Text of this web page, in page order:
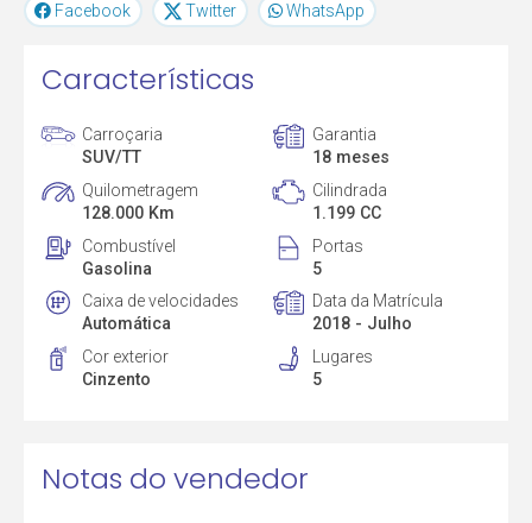
Facebook Twitter WhatsApp
Características
Carroçaria
SUV/TT
Garantia
18 meses
Quilometragem
128.000 Km
Cilindrada
1.199 CC
Combustível
Gasolina
Portas
5
Caixa de velocidades
Automática
Data da Matrícula
2018 - Julho
Cor exterior
Cinzento
Lugares
5
Notas do vendedor